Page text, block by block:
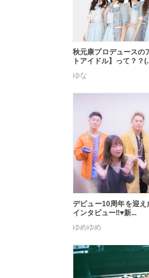
秋元康プロデュースの
トアイドル】って？？
ゆな
デビュー10周年を迎
インタビュー‼♥新...
ゆめゆめ